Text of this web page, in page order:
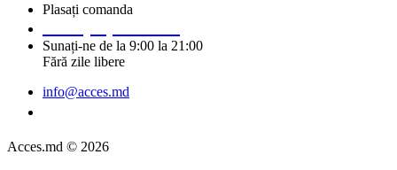
Plasați comanda
Sunați-ne de la 9:00 la 21:00
Fără zile libere
info@acces.md
Acces.md © 2026